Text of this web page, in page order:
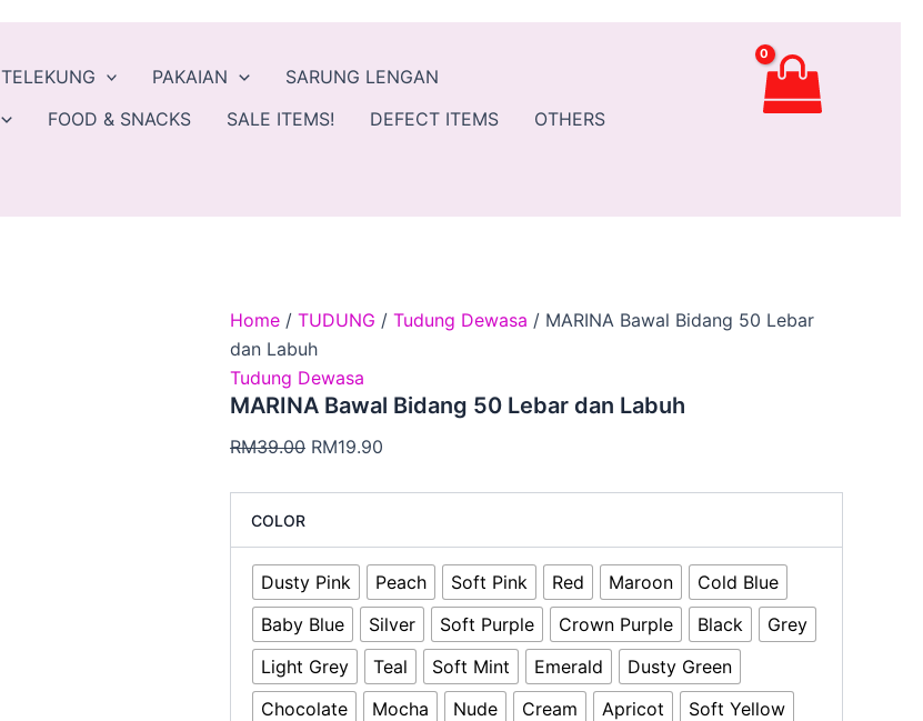
TELEKUNG PAKAIAN
SARUNG LENGAN
FOOD & SNACKS SALE ITEMS! DEFECT ITEMS
OTHERS
Home / TUDUNG / Tudung Dewasa / MARINA Bawal Bidang 50 Lebar
dan Labuh
Tudung Dewasa
MARINA Bawal Bidang 50 Lebar dan Labuh
RM39.00
was:
RM19.90
is:
COLOR
Dusty Pink Peach Soft Pink Red Maroon
Cold Blue
Baby Blue
Silver Soft Purple Crown Purple Black
Grey
Light Grey
Teal Soft Mint Emerald
Dusty Green
Chocolate
Mocha Nude Cream Apricot
Soft Yellow
50
dan